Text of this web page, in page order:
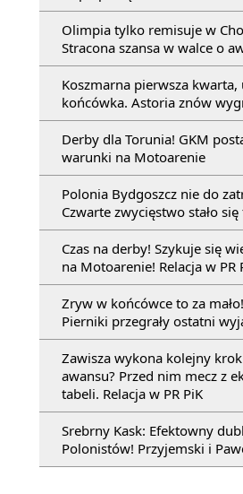
Olimpia tylko remisuje w
Stracona szansa w walce o
Koszmarna pierwsza kwarta,
końcówka. Astoria znów
Derby dla Torunia! GKM
warunki na Motoarenie
Polonia Bydgoszcz nie do
Czwarte zwycięstwo stało
Czas na derby! Szykuje się
na Motoarenie! Relacja w PR
Zryw w końcówce to za
Pierniki przegrały ostatni
Zawisza wykona kolejny
awansu? Przed nim mecz z
tabeli. Relacja w PR PiK
Srebrny Kask: Efektowny
Polonistów! Przyjemski i